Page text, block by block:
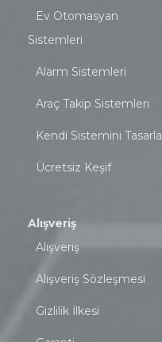
Ev Otomasyan
Sistemleri
Alarm Sistemleri
Araç Takip Sistemleri
Kendi Sistemini Tasarla
Ücretsiz Keşif
Alışveriş
Alışveriş
Alışveriş Sözleşmesi
Gizlilik İlkesi